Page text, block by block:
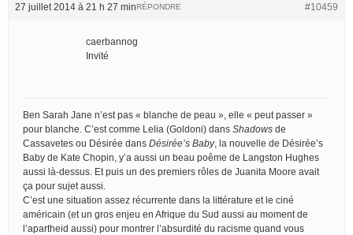
27 juillet 2014 à 21 h 27 min #10459
RÉPONDRE
caerbannog
Invité
Ben Sarah Jane n’est pas « blanche de peau », elle « peut passer »
pour blanche. C’est comme Lelia (Goldoni) dans Shadows de
Cassavetes ou Désirée dans Désirée’s Baby, la nouvelle de Désirée’s
Baby de Kate Chopin, y’a aussi un beau poême de Langston Hughes
aussi là-dessus. Et puis un des premiers rôles de Juanita Moore avait
ça pour sujet aussi.
C’est une situation assez récurrente dans la littérature et le ciné
américain (et un gros enjeu en Afrique du Sud aussi au moment de
l’apartheid aussi) pour montrer l’absurdité du racisme quand vous